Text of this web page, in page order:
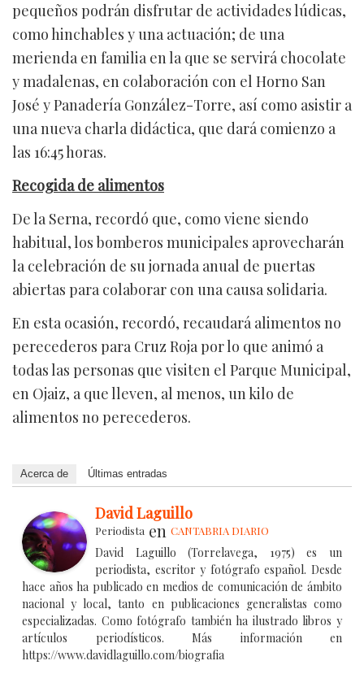
pequeños podrán disfrutar de actividades lúdicas,
como hinchables y una actuación; de una
merienda en familia en la que se servirá chocolate
y madalenas, en colaboración con el Horno San
José y Panadería González-Torre, así como asistir a
una nueva charla didáctica, que dará comienzo a
las 16:45 horas.
Recogida de alimentos
De la Serna, recordó que, como viene siendo
habitual, los bomberos municipales aprovecharán
la celebración de su jornada anual de puertas
abiertas para colaborar con una causa solidaria.
En esta ocasión, recordó, recaudará alimentos no
perecederos para Cruz Roja por lo que animó a
todas las personas que visiten el Parque Municipal,
en Ojaiz, a que lleven, al menos, un kilo de
alimentos no perecederos.
Acerca de Últimas entradas
David Laguillo
Periodista en CANTABRIA DIARIO
David Laguillo (Torrelavega, 1975) es un
periodista, escritor y fotógrafo español. Desde
hace años ha publicado en medios de comunicación de ámbito
nacional y local, tanto en publicaciones generalistas como
especializadas. Como fotógrafo también ha ilustrado libros y
artículos periodísticos. Más información en
https://www.davidlaguillo.com/biografia